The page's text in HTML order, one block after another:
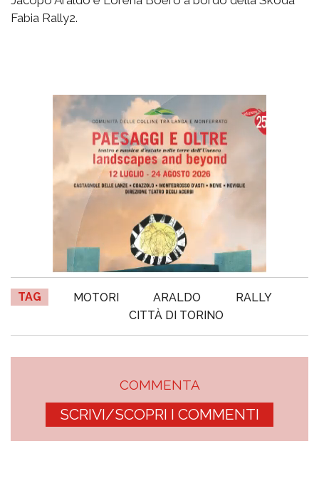
Fabia Rally2.
TAG MOTORI ARALDO
RALLY
CITTÀ DI TORINO
COMMENTA
SCRIVI/SCOPRI I COMMENTI